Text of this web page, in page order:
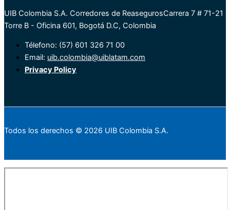
UIB Colombia S.A. Corredores de ReasegurosCarrera 7 # 71-21
Torre B - Oficina 601, Bogotá D.C, Colombia
Télefono: (57) 601 326 71 00
Email: uib.colombia@uiblatam.com
Privacy Policy
Todos los derechos © 2026 UIB Colombia S.A.